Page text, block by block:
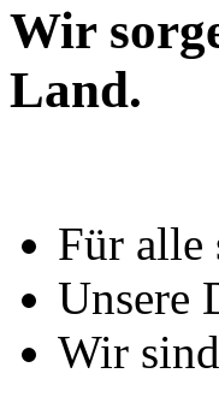
Wir
Land.
Für alle
Unsere
Wir